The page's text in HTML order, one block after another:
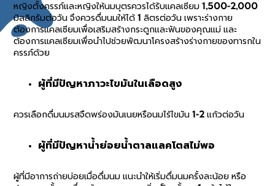
หญิงตั้งครรภ์และหญิงให้นมบุตรควรได้รับแคลเซียม 1,500-2,000
มิลลิกรัมต่อวัน จึงควรดื่มนมให้ได้ 1 ลิตรต่อวัน เพราะร่างกาย
ต้องการแคลเซียมเพื่อเสริมสร้างกระดูกและฟันของคุณแม่ และ
ต้องการแคลเซียมเพื่อนำไปช่วยพัฒนาโครงสร้างร่างกายของทารกใน
ครรภ์ด้วย
ผู้ที่มีปัญหาภาวะไขมันในเลือดสูง
ควรเลือกดื่มนมรสจืดพร่องมันเนยหรือนมไร้ไขมัน 1-2 แก้วต่อวัน
ผู้ที่มีปัญหาน้ำย่อยน้ำตาลแลคโตสไม่พอ
ผู้ที่มีอาการถ่ายบ่อยเมื่อดื่มนม แนะนำให้เริ่มดื่มนมครั้งละน้อย หรือ